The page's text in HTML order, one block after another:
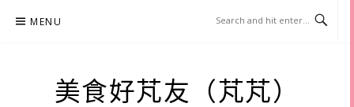
MENU
美食好芃友（芃芃）